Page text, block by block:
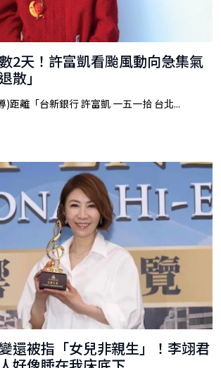
2天！許富凱看颱風動向急集氣
散」
)距離「台新銀行 許富凱 一五一拾 台北...
還被指「女兒非親生」！李翊君